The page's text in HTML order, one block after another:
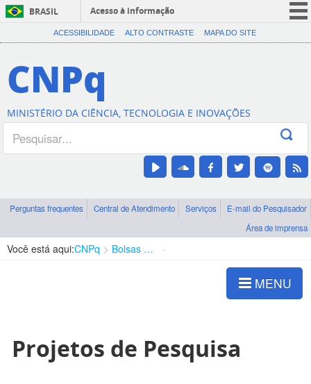
BRASIL
Acesso à informação
CORONAVÍRUS (COVID-19)
Canais
ACESSIBILIDADE ALTO CONTRASTE MAPA DO SITE
CNPq
MINISTÉRIO DA CIÊNCIA, TECNOLOGIA E INOVAÇÕES
Perguntas frequentes Central de Atendimento Serviços
E-mail do Pesquisador
Área de imprensa
Você está aqui:CNPq Bolsas e Auxílios Vigentes
MENU
Projetos de Pesquisa